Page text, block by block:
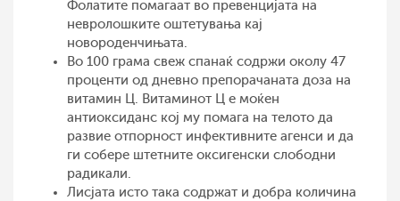
Фолатите помагаат во превенцијата на
невролошките оштетувања кај
новороденчињата.
Во 100 грама свеж спанаќ содржи околу 47
проценти од дневно препорачаната доза на
витамин Ц. Витаминот Ц е моќен
антиоксиданс кој му помага на телото да
развие отпорност инфективните агенси и да
ги собере штетните оксигенски слободни
радикали.
Лисјата исто така содржат и добра количина